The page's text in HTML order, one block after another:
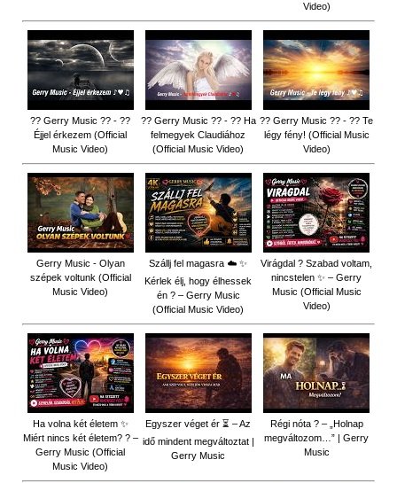
Video)
?? Gerry Music ?? - ??
Éjjel érkezem (Official
Music Video)
?? Gerry Music ?? - ?? Ha
felmegyek Claudiához
(Official Music Video)
?? Gerry Music ?? - ?? Te
légy fény! (Official Music
Video)
Gerry Music - Olyan
szépek voltunk (Official
Music Video)
Szállj fel magasra ☁️ ✨
Kérlek élj, hogy élhessek
én ? – Gerry Music
(Official Music Video)
Virágdal ? Szabad voltam,
nincstelen ✨ – Gerry
Music (Official Music
Video)
Ha volna két életem ✨
Miért nincs két életem? ? –
Gerry Music (Official
Music Video)
Egyszer véget ér ⏳ – Az
idő mindent megváltoztat |
Gerry Music
Régi nóta ? – „Holnap
megváltozom…” | Gerry
Music